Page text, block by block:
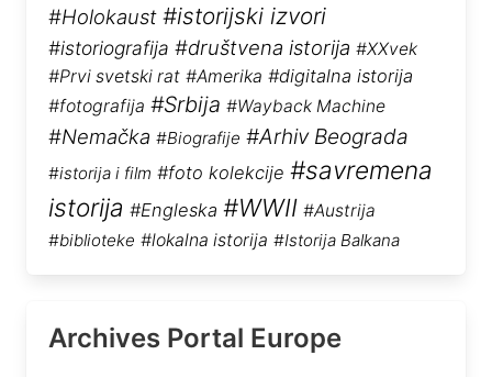
#Holokaust #istorijski izvori
#istoriografija #društvena istorija #XXvek
#Prvi svetski rat #Amerika #digitalna istorija
#fotografija #Srbija #Wayback Machine
#Nemačka #Biografije #Arhiv Beograda
#istorija i film #foto kolekcije #savremena
istorija #Engleska #WWII #Austrija
#biblioteke #lokalna istorija #Istorija Balkana
Archives Portal Europe